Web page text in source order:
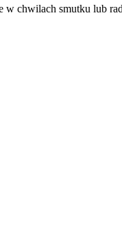
w chwilach smutku lub